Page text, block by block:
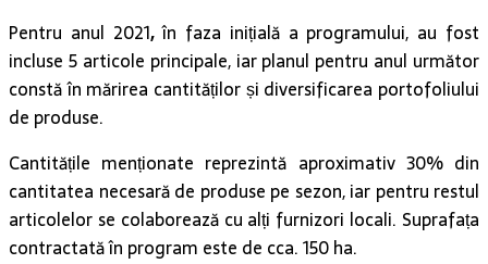
Pentru anul 2021,în faza inițială a programului, au fost
incluse 5 articole principale, iar planul pentru anul următor
constă în mărirea cantităților și diversificarea portofoliului
de produse.
Cantitățile menționate reprezintă aproximativ 30% din
cantitatea necesară de produse pe sezon, iar pentru restul
articolelor se colaborează cu alți furnizori locali. Suprafața
contractată în program este de cca. 150 ha.